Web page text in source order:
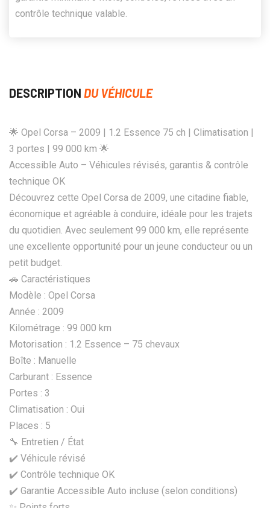
contrôle technique valable.
DESCRIPTION DU VÉHICULE
🌟 Opel Corsa – 2009 | 1.2 Essence 75 ch | Climatisation |
3 portes | 99 000 km 🌟
Accessible Auto – Véhicules révisés, garantis & contrôle
technique OK
Découvrez cette Opel Corsa de 2009, une citadine fiable,
économique et agréable à conduire, idéale pour les trajets
du quotidien. Avec seulement 99 000 km, elle représente
une excellente opportunité pour un jeune conducteur ou un
petit budget.
🚗 Caractéristiques
Modèle : Opel Corsa
Année : 2009
Kilométrage : 99 000 km
Motorisation : 1.2 Essence – 75 chevaux
Boîte : Manuelle
Carburant : Essence
Portes : 3
Climatisation : Oui
Places : 5
🔧 Entretien / État
✔️ Véhicule révisé
✔️ Contrôle technique OK
✔️ Garantie Accessible Auto incluse (selon conditions)